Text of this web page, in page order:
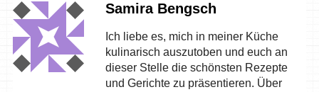
Samira Bengsch
Ich liebe es, mich in meiner Küche
kulinarisch auszutoben und euch an
dieser Stelle die schönsten Rezepte
und Gerichte zu präsentieren. Über